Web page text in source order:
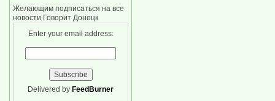
Желающим подписаться на все
новости Говорит Донецк
Enter your email address:
Delivered by FeedBurner